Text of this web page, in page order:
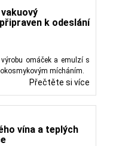
k odeslání
omáček a emulzí s
mícháním.
Přečtěte si více
vína a teplých